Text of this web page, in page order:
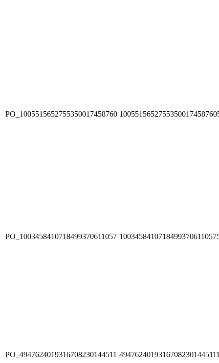
PO_1005515652755350017458760
PO_1003458410718499370611057
PO_4947624019316708230144511